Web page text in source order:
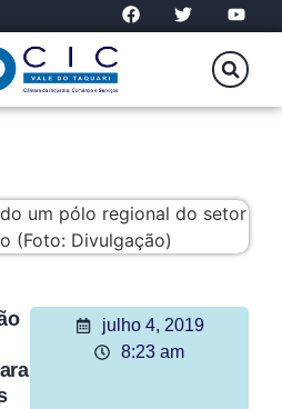
julho 4, 2019
8:23 am